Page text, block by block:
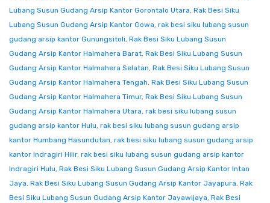
Lubang Susun Gudang Arsip Kantor Gorontalo Utara, Rak Besi Siku
Lubang Susun Gudang Arsip Kantor Gowa, rak besi siku lubang susun
gudang arsip kantor Gunungsitoli, Rak Besi Siku Lubang Susun
Gudang Arsip Kantor Halmahera Barat, Rak Besi Siku Lubang Susun
Gudang Arsip Kantor Halmahera Selatan, Rak Besi Siku Lubang Susun
Gudang Arsip Kantor Halmahera Tengah, Rak Besi Siku Lubang Susun
Gudang Arsip Kantor Halmahera Timur, Rak Besi Siku Lubang Susun
Gudang Arsip Kantor Halmahera Utara, rak besi siku lubang susun
gudang arsip kantor Hulu, rak besi siku lubang susun gudang arsip
kantor Humbang Hasundutan, rak besi siku lubang susun gudang arsip
kantor Indragiri Hilir, rak besi siku lubang susun gudang arsip kantor
Indragiri Hulu, Rak Besi Siku Lubang Susun Gudang Arsip Kantor Intan
Jaya, Rak Besi Siku Lubang Susun Gudang Arsip Kantor Jayapura, Rak
Besi Siku Lubang Susun Gudang Arsip Kantor Jayawijaya, Rak Besi